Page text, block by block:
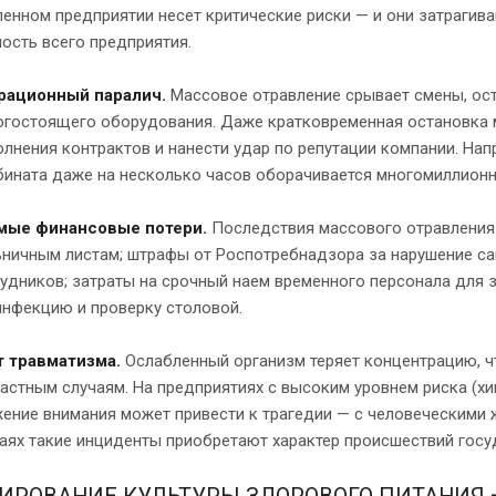
предприятии несет критические риски — и они
всего предприятия.
паралич. Массовое отравление срывает смены,
оборудования. Даже кратковременная
контрактов и нанести удар по репутации компании.
даже на несколько часов оборачивается
финансовые потери. Последствия массового
листам; штрафы от Роспотребнадзора за нарушение
затраты на срочный наем временного персонала
и проверку столовой.
травматизма. Ослабленный организм теряет концентрацию,
случаям. На предприятиях с высоким уровнем риска
внимания может привести к трагедии — с
такие инциденты приобретают характер происшествий